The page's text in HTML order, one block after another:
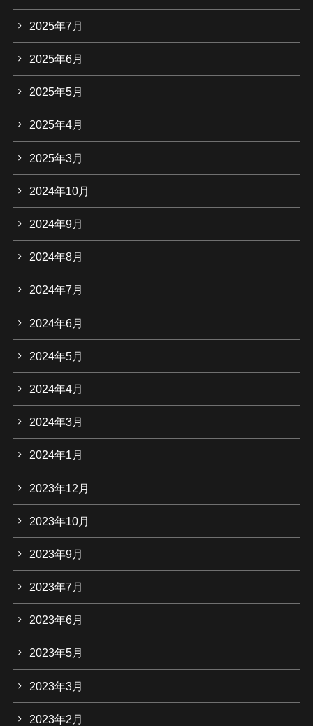
2025年7月
2025年6月
2025年5月
2025年4月
2025年3月
2024年10月
2024年9月
2024年8月
2024年7月
2024年6月
2024年5月
2024年4月
2024年3月
2024年1月
2023年12月
2023年10月
2023年9月
2023年7月
2023年6月
2023年5月
2023年3月
2023年2月